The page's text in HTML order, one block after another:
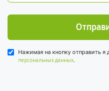
Нажимая на кнопку отправить я
персональных данных.